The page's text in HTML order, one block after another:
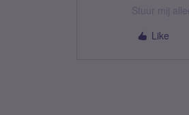
Stuur mij
Like